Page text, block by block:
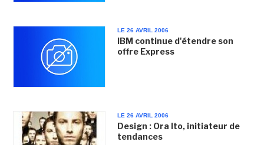
LE 26 AVRIL 2006
IBM continue d'étendre son
offre Express
LE 26 AVRIL 2006
Design : Ora Ito, initiateur de
tendances